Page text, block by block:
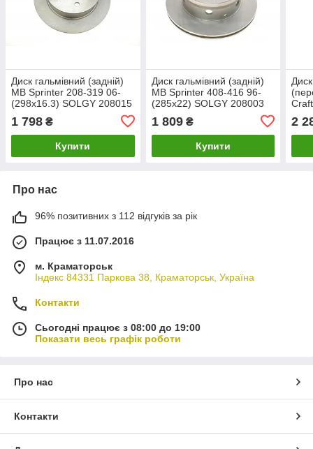
Диск гальмівний (задній)
MB Sprinter 208-319 06-
(298x16.3) SOLGY 208015
1 798 ₴
Купити
Диск гальмівний (задній)
MB Sprinter 408-416 96-
(285x22) SOLGY 208003
1 809₴
Купити
2
Про нас
96% позитивних з 112 відгуків за рік
Працює з 11.07.2016
м. Краматорськ
Індекс 84331 Паркова 38, Краматорськ, Україна
Контакти
Сьогодні працює з 08:00 до 19:00
Показати весь графік роботи
Про нас
Контакти